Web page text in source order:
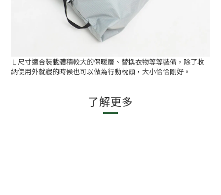
Ｌ尺寸適合裝載體積較大的保暖層、替換衣物等等裝備，除了收
納使用外就寢的時候也可以做為行動枕頭，大小恰恰剛好。
了解更多